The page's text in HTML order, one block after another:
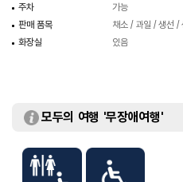
주차
가능
판매 품목
채소 / 과일 / 생선 /
화장실
있음
모두의 여행 '무장애여행'